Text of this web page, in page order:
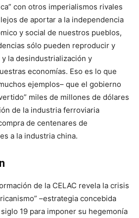
con otros imperialismos rivales
de aportar a la independencia
y social de nuestros pueblos,
sólo pueden reproducir y
la desindustrialización y
economías. Eso es lo que
ejemplos– que el gobierno
miles de millones de dólares
de la industria ferroviaria
de centenares de
a la industria china.
de la CELAC revela la crisis
–estrategia concebida
19 para imponer su hegemonía